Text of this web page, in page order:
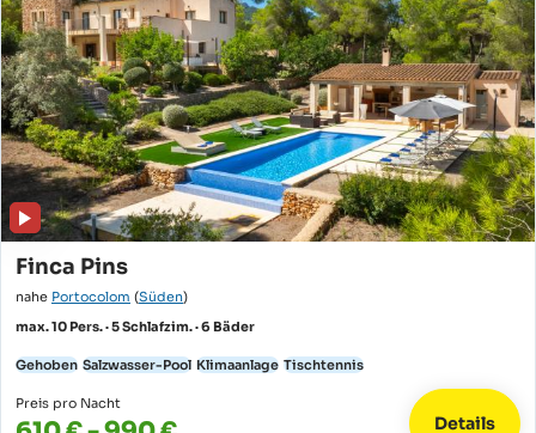
Finca Pins
nahe Portocolom (Süden)
max. 10 Pers. · 5 Schlafzim. · 6 Bäder
Gehoben Salzwasser-Pool Klimaanlage Tischtennis
Preis pro Nacht
Details